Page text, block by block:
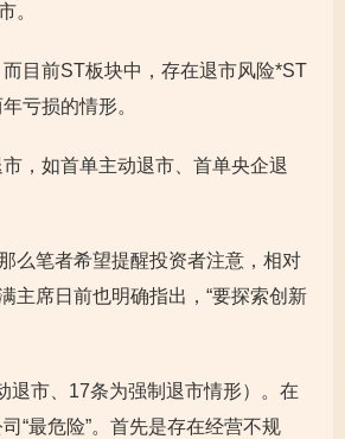
。
目前ST板块中，存在退市风险*ST
亏损的情形。
，如首单主动退市、首单央企退
么笔者希望提醒投资者注意，相对
主席日前也明确指出，“要探索创新
退市、17条为强制退市情形）。在
“最危险”。首先是存在经营不规